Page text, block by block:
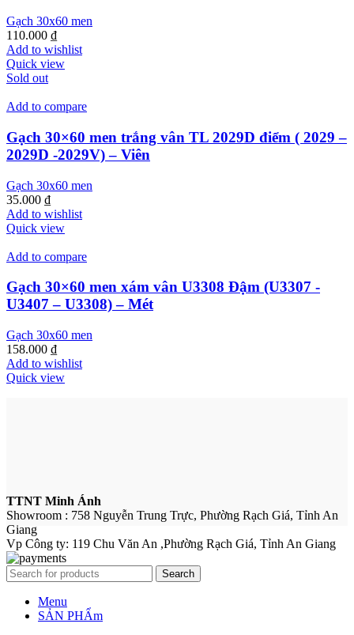
Gạch 30x60 men
110.000 ₫
Add to wishlist
Quick view
Sold out
Add to compare
Gạch 30×60 men trắng vân TL 2029D điểm ( 2029 –
2029D -2029V) – Viên
Gạch 30x60 men
35.000 ₫
Add to wishlist
Quick view
Add to compare
Gạch 30×60 men xám vân U3308 Đậm (U3307 -
U3407 – U3308) – Mét
Gạch 30x60 men
158.000 ₫
Add to wishlist
Quick view
TTNT Minh Ánh
Showroom : 758 Nguyễn Trung Trực, Phường Rạch Giá, Tỉnh An
Giang
Vp Công ty: 119 Chu Văn An ,Phường Rạch Giá, Tỉnh An Giang
Search
Menu
SẢN PHẨm